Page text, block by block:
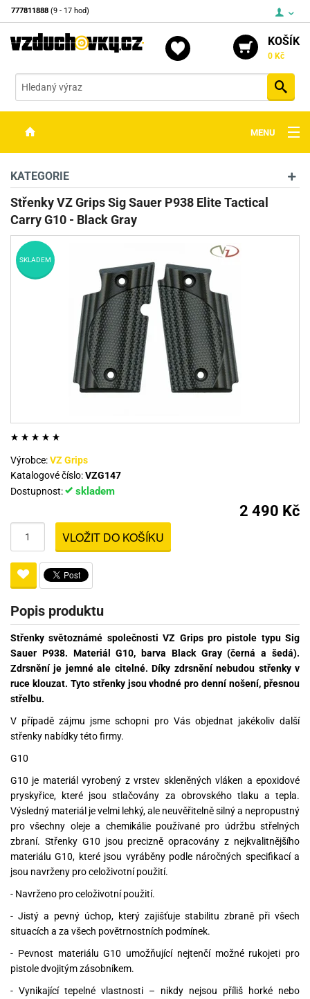
777811888 (9 - 17 hod)
KOŠÍK
0 Kč
MENU
OPTIKA
STŘELIVO
PŘÍSLUŠENSTVÍ
DETEKTORY KOVŮ
KATEGORIE
Střenky VZ Grips Sig Sauer P938 Elite Tactical
Carry G10 - Black Gray
SKLADEM
Výrobce:VZ Grips
Katalogové číslo:VZG147
Dostupnost:
skladem
2 490 Kč
VLOŽIT DO KOŠÍKU
Popis produktu
Střenky světoznámé společnosti VZ Grips pro pistole typu Sig
Sauer P938. Materiál G10, barva Black Gray (černá a šedá).
Zdrsnění je jemné ale citelné. Díky zdrsnění nebudou střenky v
ruce klouzat. Tyto střenky jsou vhodné pro denní nošení, přesnou
střelbu.
V případě zájmu jsme schopni pro Vás objednat jakékoliv další
střenky nabídky této firmy.
G10
G10 je materiál vyrobený z vrstev skleněných vláken a epoxidové
pryskyřice, které jsou stlačovány za obrovského tlaku a tepla.
Výsledný materiál je velmi lehký, ale neuvěřitelně silný a nepropustný
pro všechny oleje a chemikálie používané pro údržbu střelných
zbraní. Střenky G10 jsou precizně opracovány z nejkvalitnějšího
materiálu G10, které jsou vyráběny podle náročných specifikací a
jsou navrženy pro celoživotní použití.
- Navrženo pro celoživotní použití.
- Jistý a pevný úchop, který zajišťuje stabilitu zbraně při všech
situacích a za všech povětrnostních podmínek.
- Pevnost materiálu G10 umožňující nejtenčí možné rukojeti pro
pistole dvojitým zásobníkem.
- Vynikající tepelné vlastnosti – nikdy nejsou příliš horké nebo